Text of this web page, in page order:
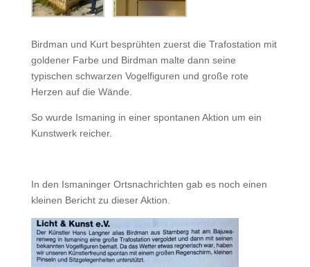
Birdman und Kurt besprühten zuerst die Trafostation mit
goldener Farbe und Birdman malte dann seine
typischen schwarzen Vogelfiguren und große rote
Herzen auf die Wände.
So wurde Ismaning in einer spontanen Aktion um ein
Kunstwerk reicher.
In den Ismaninger Ortsnachrichten gab es noch einen
kleinen Bericht zu dieser Aktion.